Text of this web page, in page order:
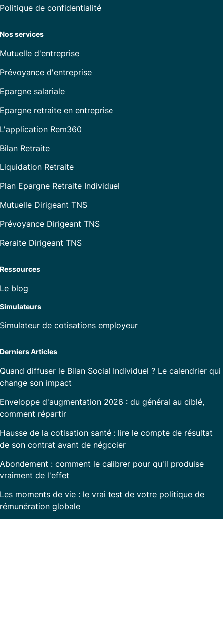
Politique de confidentialité
Nos services
Mutuelle d'entreprise
Prévoyance d'entreprise
Epargne salariale
Epargne retraite en entreprise
L'application Rem360
Bilan Retraite
Liquidation Retraite
Plan Epargne Retraite Individuel
Mutuelle Dirigeant TNS
Prévoyance Dirigeant TNS
Reraite Dirigeant TNS
Ressources
Le blog
Simulateurs
Simulateur de cotisations employeur
Derniers Articles
Quand diffuser le Bilan Social Individuel ? Le calendrier qui
change son impact
Enveloppe d'augmentation 2026 : du général au ciblé,
comment répartir
Hausse de la cotisation santé : lire le compte de résultat
de son contrat avant de négocier
Abondement : comment le calibrer pour qu'il produise
vraiment de l'effet
Les moments de vie : le vrai test de votre politique de
rémunération globale